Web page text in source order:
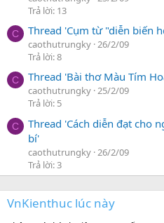
Trả lời: 13
C Thread 'Cụm từ "diễn biến
caothutrungky 26/2/09
Trả lời: 8
C Thread 'Bài thơ Màu Tím
caothutrungky 25/2/09
Trả lời: 5
C
Thread 'Cách diễn đạt cho
bí'
caothutrungky 26/2/09
Trả lời: 3
VnKienthuc lúc này